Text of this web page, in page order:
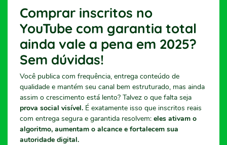
Comprar inscritos no
YouTube com garantia total
ainda vale a pena em 2025?
Sem dúvidas!
Você publica com frequência, entrega conteúdo de
qualidade e mantém seu canal bem estruturado, mas ainda
assim o crescimento está lento? Talvez o que falta seja
prova social visível. É exatamente isso que inscritos reais
com entrega segura e garantida resolvem: eles ativam o
algoritmo, aumentam o alcance e fortalecem sua
autoridade digital.